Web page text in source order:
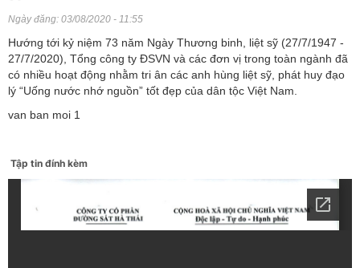
Ngày đăng: 03/08/2020 - 11:55
Hướng tới kỷ niệm 73 năm Ngày Thương binh, liệt sỹ (27/7/1947 -
27/7/2020), Tổng công ty ĐSVN và các đơn vị trong toàn ngành đã
có nhiều hoạt động nhằm tri ân các anh hùng liệt sỹ, phát huy đạo
lý “Uống nước nhớ nguồn” tốt đẹp của dân tộc Việt Nam.
van ban moi 1
Tập tin đính kèm